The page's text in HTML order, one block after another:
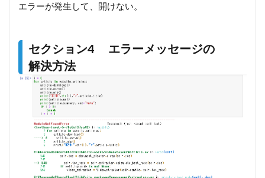
ン16
による
Webス
クレイ
ピン
グ〜入
門編〜
【業務
効率化
への第
一歩】
2.1
エラーが発生して、開けない。
セクション4 エラーメッセージの
解決方法